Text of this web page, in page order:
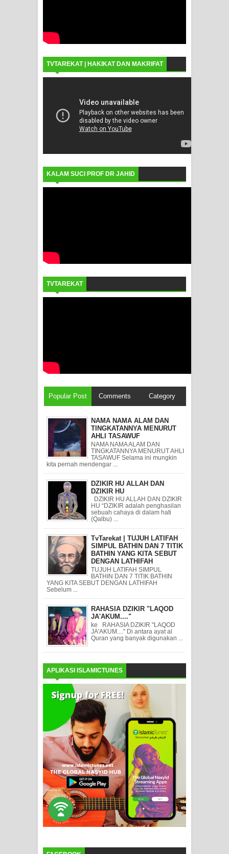
TVTAREKAT | HAKIKAT DAN MAKRIFAT
KALAM SUCI PROF DR JAHID
TVTAREKAT
Popular Post Comments Category
NAMA NAMA ALAM DAN
TINGKATANNYA MENURUT
AHLI TASAWUF
NAMA NAMA ALAM DAN
TINGKATANNYA MENURUT AHLI
TASAWUF Selama ini mungkin
kita pernah mendengar ...
DZIKIR HU ALLAH DAN
DZIKIR HU
DZIKIR HU ALLAH DAN DZIKIR
HU “DZIKIR adalah penghasilan
sebuah cahaya di dalam hati
(Qalbu) ...
TvTarekat | TUJUH LATIFAH
SIMPUL BATHIN DAN 7 TITIK
BATHIN YANG KITA SEBUT
DENGAN LATHIFAH
TUJUH LATIFAH SIMPUL
BATHIN DAN 7 TITIK BATHIN
YANG KITA SEBUT DENGAN LATHIFAH
Sebelum ...
RAHASIA DZIKIR "LAQOD
JA'AKUM...."
ke RAHASIA DZIKIR "LAQOD
JA'AKUM...." Di antara ayat al
Quran yang banyak digunakan ...
APLIKASI ISLAMICTUNES